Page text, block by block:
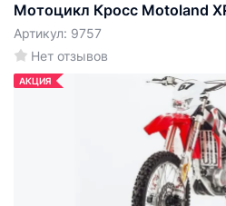
Мотоцикл Кросс Motoland
Нет отзывов
Артикул: 9757
АКЦИЯ